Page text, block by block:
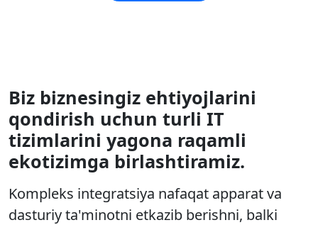
Biz biznesingiz ehtiyojlarini
qondirish uchun turli IT
tizimlarini yagona raqamli
ekotizimga birlashtiramiz.
Kompleks integratsiya nafaqat apparat va
dasturiy ta'minotni etkazib berishni, balki